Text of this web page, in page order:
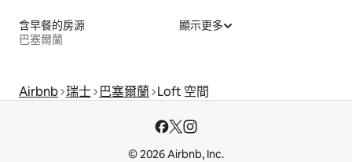
含早餐的房源
巴塞爾蘭
顯示更多
Airbnb 瑞士 巴塞爾蘭 Loft 空間
© 2026 Airbnb, Inc.